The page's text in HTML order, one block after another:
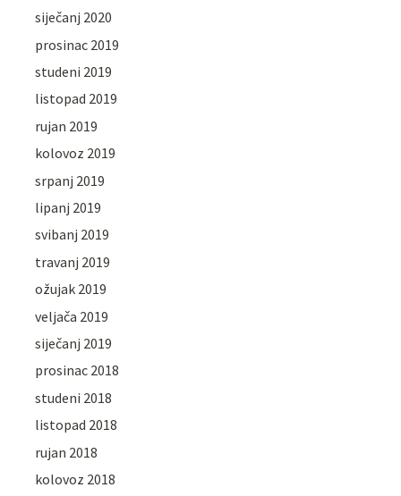
siječanj 2020
prosinac 2019
studeni 2019
listopad 2019
rujan 2019
kolovoz 2019
srpanj 2019
lipanj 2019
svibanj 2019
travanj 2019
ožujak 2019
veljača 2019
siječanj 2019
prosinac 2018
studeni 2018
listopad 2018
rujan 2018
kolovoz 2018